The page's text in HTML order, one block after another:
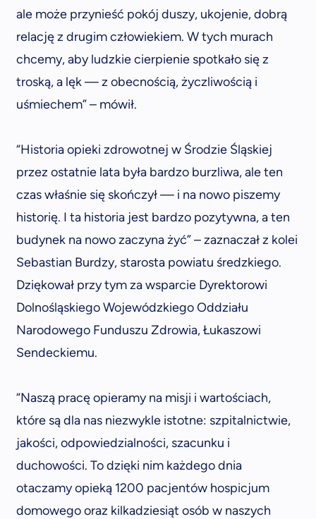
ale może przynieść pokój duszy, ukojenie, dobrą
relację z drugim człowiekiem. W tych murach
chcemy, aby ludzkie cierpienie spotkało się z
troską, a lęk — z obecnością, życzliwością i
uśmiechem” – mówił.
“Historia opieki zdrowotnej w Środzie Śląskiej
przez ostatnie lata była bardzo burzliwa, ale ten
czas właśnie się skończył — i na nowo piszemy
historię. I ta historia jest bardzo pozytywna, a ten
budynek na nowo zaczyna żyć” – zaznaczał z kolei
Sebastian Burdzy, starosta powiatu średzkiego.
Dziękował przy tym za wsparcie Dyrektorowi
Dolnośląskiego Wojewódzkiego Oddziału
Narodowego Funduszu Zdrowia, Łukaszowi
Sendeckiemu.
“Naszą pracę opieramy na misji i wartościach,
które są dla nas niezwykle istotne: szpitalnictwie,
jakości, odpowiedzialności, szacunku i
duchowości. To dzięki nim każdego dnia
otaczamy opieką 1200 pacjentów hospicjum
domowego oraz kilkadziesiąt osób w naszych